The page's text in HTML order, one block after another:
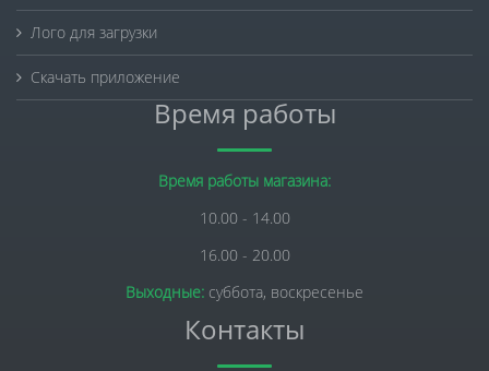
Лого для загрузки
Скачать приложение
Время работы
Время работы магазина:
10.00 - 14.00
16.00 - 20.00
Выходные: суббота, воскресенье
Контакты